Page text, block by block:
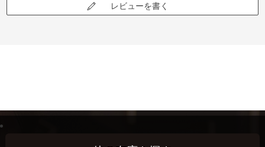
レビューを書く